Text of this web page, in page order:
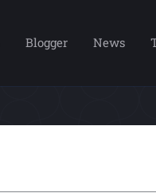
Blogger News